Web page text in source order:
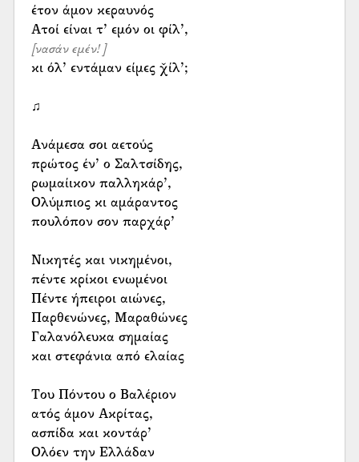
έτον άμον κεραυνός
[νασάν εμέν! ]
κι όλ’ εντάμαν είμες χ̌ίλ’;
♫
Ανάμεσα σοι αετούς
πρώτος έν’ ο Σαλτσίδης,
ρωμαίικον παλληκάρ’,
Ολύμπιος κι αμάραντος
πουλόπον σον παρχάρ’
Νικητές και νικημένοι,
πέντε κρίκοι ενωμένοι
Πέντε ήπειροι αιώνες,
Παρθενώνες, Μαραθώνες
Γαλανόλευκα σημαίας
και στεφάνια από ελαίας
Του Πόντου ο Βαλέριον
ατός άμον Ακρίτας,
ασπίδα και κοντάρ’
Ολόεν την Ελλάδαν